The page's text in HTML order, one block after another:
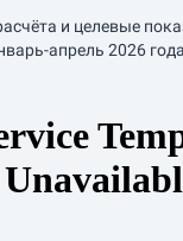
и целевые
апрель 2026 года